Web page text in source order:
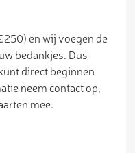
en wij voegen de
bedankjes. Dus
direct beginnen
neem contact op,
mee.